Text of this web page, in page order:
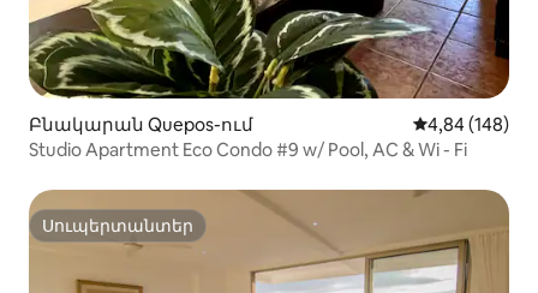
Բնակարան Quepos-ում Միջին
4,84 (148)
Studio Apartment Eco Condo #9 w/ Pool, AC & Wi - Fi
Սուպերտանտեր
Սուպերտանտեր